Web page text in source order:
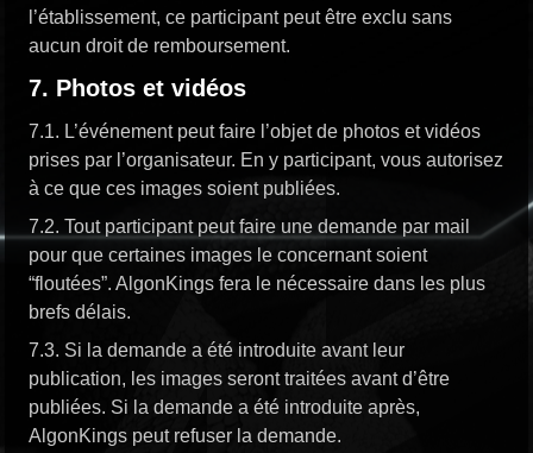
l’établissement, ce participant peut être exclu sans
aucun droit de remboursement.
7. Photos et vidéos
7.1. L’événement peut faire l’objet de photos et vidéos
prises par l’organisateur. En y participant, vous autorisez
à ce que ces images soient publiées.
7.2. Tout participant peut faire une demande par mail
pour que certaines images le concernant soient
“floutées”. AlgonKings fera le nécessaire dans les plus
brefs délais.
7.3. Si la demande a été introduite avant leur
publication, les images seront traitées avant d’être
publiées. Si la demande a été introduite après,
AlgonKings peut refuser la demande.